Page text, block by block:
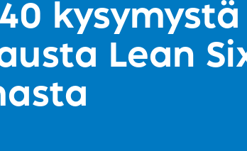
40
Lean